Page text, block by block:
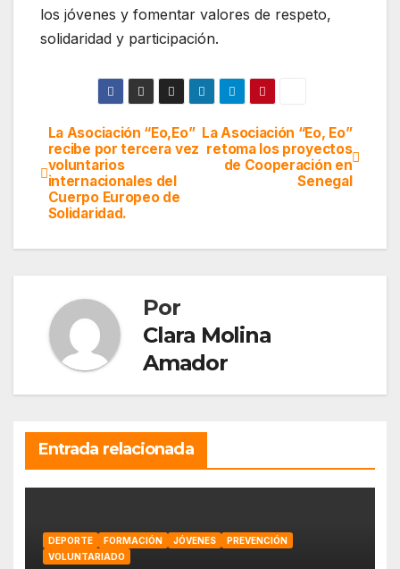
los jóvenes y fomentar valores de respeto,
solidaridad y participación.
Navegación
de
entradas
La Asociación “Eo, Eo”
retoma los proyectos
de Cooperación en
Senegal
La Asociación “Eo,Eo”
recibe por tercera vez
voluntarios
internacionales del
Cuerpo Europeo de
Solidaridad.
Por
Clara Molina
Amador
Entrada relacionada
DEPORTE FORMACIÓN JÓVENES
PREVENCIÓN
VOLUNTARIADO